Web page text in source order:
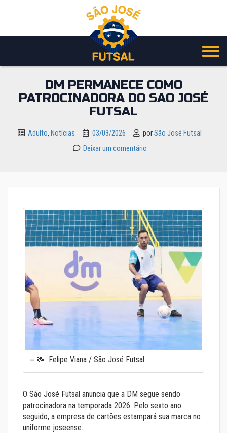
o
DM PERMANECE COMO
PATROCINADORA DO SAO JOSÉ
FUTSAL
Adulto, Notícias 03/03/2026 porSão José Futsal
Deixar um comentário
📸: Felipe Viana / São José Futsal
O São José Futsal anuncia que a DM segue sendo
patrocinadora na temporada 2026. Pelo sexto ano
seguido, a empresa de cartões estampará sua marca no
uniforme joseense.